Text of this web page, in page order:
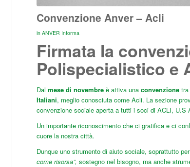
Convenzione Anver – Acli
in ANVER Informa
Firmata la
Polispecialistico e
Dal mese di novembreè attiva una convenzionetra
Italiani, meglio conosciuta come Acli. La sezione
convenzione sociale aperta a tutti i soci di ACLI, U.S
Un importante riconoscimento che ci gratifica e ci
cuore la nostra città.
Dunque uno strumento di aiuto sociale, soprattutto
come risorsa”, sostegno nel bisogno, ma anche